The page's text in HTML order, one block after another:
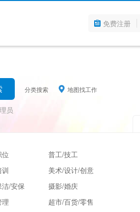
免费注册
分类搜索 地图找工作
员
普工/技工
美术/设计/创意
/安保
摄影/婚庆
超市/百货/零售